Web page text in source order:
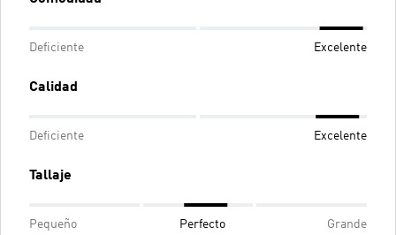
Deficiente Excelente
Calidad
Deficiente Excelente
Tallaje
Pequeño Perfecto Grande